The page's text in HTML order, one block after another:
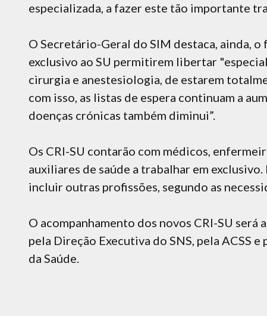
especializada, a fazer este tão importante
O Secretário-Geral do SIM destaca, ainda,
exclusivo ao SU permitirem libertar
cirurgia e anestesiologia, de estarem
com isso, as listas de espera continuam a
doenças crónicas também diminui”.
Os CRI-SU contarão com médicos,
auxiliares de saúde a trabalhar em
incluir outras profissões, segundo as
O acompanhamento dos novos CRI-SU será
pela Direção Executiva do SNS, pela ACSS
da Saúde.